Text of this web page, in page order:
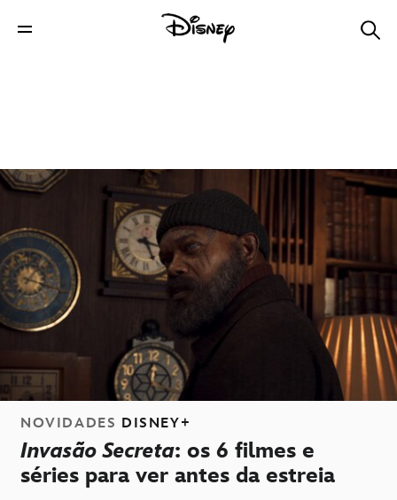
NOVIDADES DISNEY+
Invasão Secreta: os 6 filmes e
séries para ver antes da estreia